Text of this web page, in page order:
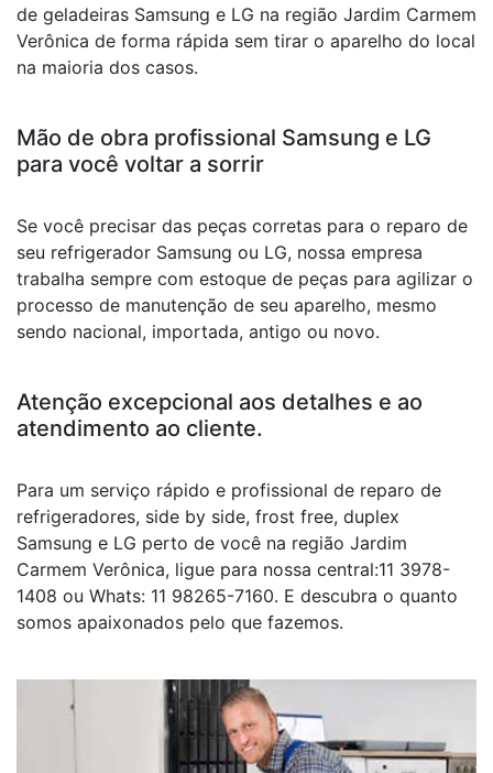
de geladeiras Samsung e LG na região Jardim Carmem
Verônica de forma rápida sem tirar o aparelho do local
na maioria dos casos.
Mão de obra profissional Samsung e LG
para você voltar a sorrir
Se você precisar das peças corretas para o reparo de
seu refrigerador Samsung ou LG, nossa empresa
trabalha sempre com estoque de peças para agilizar o
processo de manutenção de seu aparelho, mesmo
sendo nacional, importada, antigo ou novo.
Atenção excepcional aos detalhes e ao
atendimento ao cliente.
Para um serviço rápido e profissional de reparo de
refrigeradores, side by side, frost free, duplex
Samsung e LG perto de você na região Jardim
Carmem Verônica, ligue para nossa central:11 3978-
1408 ou Whats: 11 98265-7160. E descubra o quanto
somos apaixonados pelo que fazemos.